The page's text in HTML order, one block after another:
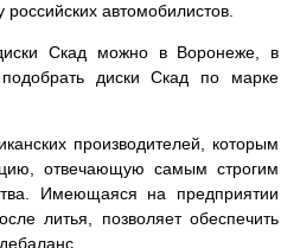
автомобилистов.
Скад можно в Воронеже, в
диски Скад по марке
производителей, которым
отвечающую самым строгим
Имеющаяся на предприятии
литья, позволяет обеспечить